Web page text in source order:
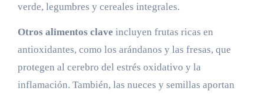
verde, legumbres y cereales integrales.
Otros alimentos clave incluyen frutas ricas en
antioxidantes, como los arándanos y las fresas, que
protegen al cerebro del estrés oxidativo y la
inflamación. También, las nueces y semillas aportan